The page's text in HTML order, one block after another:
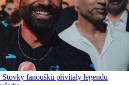
Stovky fanoušků přivítaly legendu